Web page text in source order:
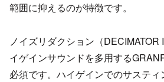
範囲に抑えるのが特徴です。
ノイズリダクション（DECIMATOR
イゲインサウンドを多用する
必須です。ハイゲインでのサスティ